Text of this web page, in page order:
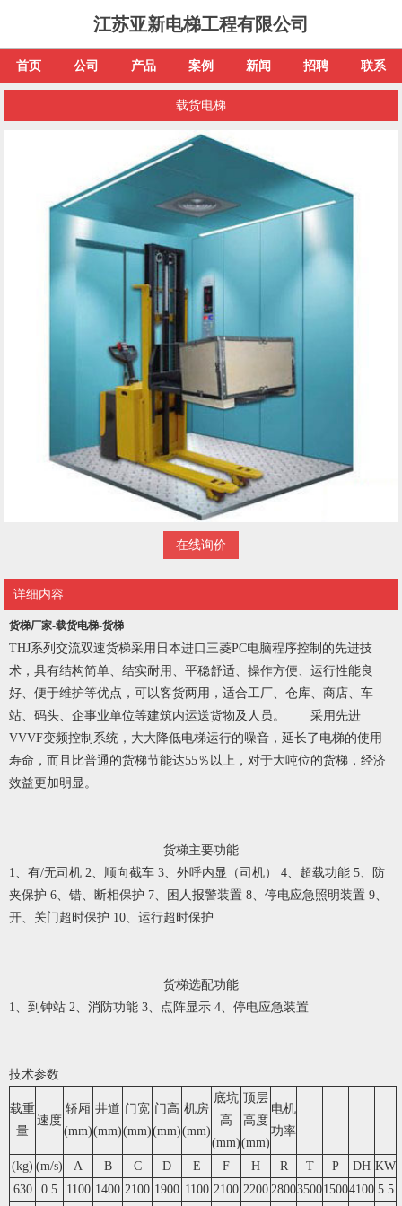
江苏亚新电梯工程有限公司
首页 公司 产品 案例 新闻 招聘 联系
载货电梯
在线询价
详细内容
货梯厂家-载货电梯-货梯
THJ系列交流双速货梯采用日本进口三菱PC电脑程序控制的先进技
术，具有结构简单、结实耐用、平稳舒适、操作方便、运行性能良
好、便于维护等优点，可以客货两用，适合工厂、仓库、商店、车
站、码头、企事业单位等建筑内运送货物及人员。 采用先进
VVVF变频控制系统，大大降低电梯运行的噪音，延长了电梯的使用
寿命，而且比普通的货梯节能达55％以上，对于大吨位的货梯，经济
效益更加明显。
货梯主要功能
1、有/无司机 2、顺向截车 3、外呼内显（司机） 4、超载功能 5、防
夹保护 6、错、断相保护 7、困人报警装置 8、停电应急照明装置 9、
开、关门超时保护 10、运行超时保护
货梯选配功能
1、到钟站 2、消防功能 3、点阵显示 4、停电应急装置
技术参数
载重
量
速度
轿厢
(mm)
井道
(mm)
门宽
(mm)
门高
(mm)
机房
(mm)
底坑
高
(mm)
顶层
高度
(mm)
电机
功率
(kg) (m/s) A B C D E F H R T P DH KW
630
0.5 1100 1400 2100 1900 1100 2100 2200 2800350015004100 5.5